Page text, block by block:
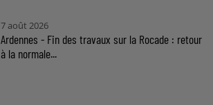
7 août 2026
Ardennes - Fin des travaux sur la Rocade : retour
à la normale...